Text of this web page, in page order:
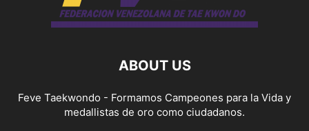
ABOUT US
Feve Taekwondo - Formamos Campeones para la Vida y
medallistas de oro como ciudadanos.